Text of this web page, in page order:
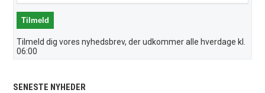
Tilmeld dig vores nyhedsbrev, der udkommer alle hverdage kl.
06:00
SENESTE NYHEDER